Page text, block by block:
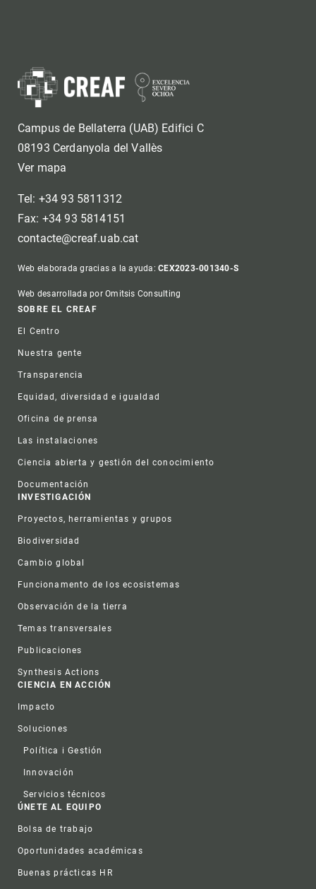
Campus de Bellaterra (UAB) Edifici C
08193 Cerdanyola del Vallès
Ver mapa
Tel: +34 93 5811312
Fax: +34 93 5814151
contacte@creaf.uab.cat
Web elaborada gracias a la ayuda:CEX2023-001340-S
Web desarrollada por Omitsis Consulting
Footer
SOBRE EL CREAF
El Centro
Nuestra gente
Transparencia
Equidad, diversidad e igualdad
Oficina de prensa
Las instalaciones
Ciencia abierta y gestión del conocimiento
Documentación
INVESTIGACIÓN
Proyectos, herramientas y grupos
Biodiversidad
Cambio global
Funcionamento de los ecosistemas
Observación de la tierra
Temas transversales
Publicaciones
Synthesis Actions
CIENCIA EN ACCIÓN
Impacto
Soluciones
Política i Gestión
Innovación
Servicios técnicos
ÚNETE AL EQUIPO
Bolsa de trabajo
Oportunidades académicas
Buenas prácticas HR